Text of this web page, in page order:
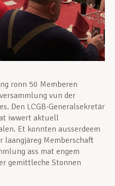
ronn 50 Memberen
vun der
Den LCGB-Generalsekretär
iwwert aktuell
Et konnten ausserdeem
laangjäreg Memberschaft
ass mat engem
gemittleche Stonnen